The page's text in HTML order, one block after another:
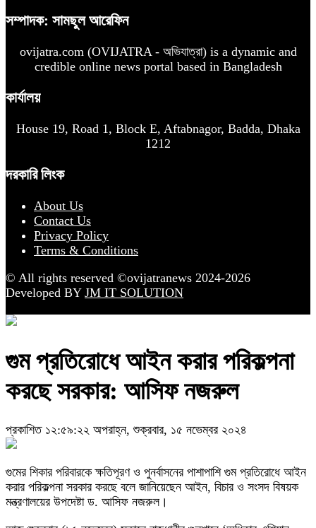
সম্পাদক: সামছুল আরেফিন
ovijatra.com (OVIJATRA - অভিযাত্রা) is a dynamic and
credible online news portal based in Bangladesh
কার্যালয়
House 19, Road 1, Block E, Aftabnagor, Badda, Dhaka
1212
দরকারি লিংক
About Us
Contact Us
Privacy Policy
Terms & Conditions
© All rights reserved ©ovijatranews 2024-2026
Developed BY JM IT SOLUTION
গুম প্রতিরোধে আইন করার পরিকল্পনা
করছে সরকার: আসিফ নজরুল
প্রকাশিত ১২:৫৯:২২ অপরাহ্ন, শুক্রবার, ১৫ নভেম্বর ২০২৪
গুমের শিকার পরিবারকে ক্ষতিপূরণ ও পুনর্বাসনের পাশাপাশি গুম প্রতিরোধে আইন
করার পরিকল্পনা সরকার করছে বলে জানিয়েছেন আইন, বিচার ও সংসদ বিষয়ক
মন্ত্রণালয়ের উপদেষ্টা ড. আসিফ নজরুল।